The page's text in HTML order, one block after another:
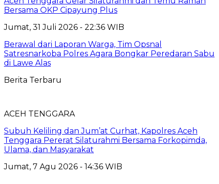
Bersama OKP Cipayung Plus
Jumat, 31 Juli 2026 - 22:36 WIB
Berawal dari Laporan Warga, Tim Opsnal
Satresnarkoba Polres Agara Bongkar Peredaran Sabu
di Lawe Alas
Berita Terbaru
ACEH TENGGARA
Subuh Keliling dan Jum’at Curhat, Kapolres Aceh
Tenggara Pererat Silaturahmi Bersama Forkopimda,
Ulama, dan Masyarakat
Jumat, 7 Agu 2026 - 14:36 WIB